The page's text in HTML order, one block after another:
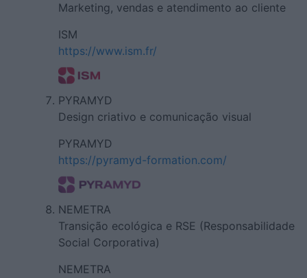
Marketing, vendas e atendimento ao cliente
ISM
https://www.ism.fr/
PYRAMYD
Design criativo e comunicação visual
PYRAMYD
https://pyramyd-formation.com/
NEMETRA
Transição ecológica e RSE (Responsabilidade
Social Corporativa)
NEMETRA